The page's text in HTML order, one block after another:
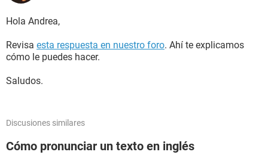
Hola Andrea,
Revisa esta respuesta en nuestro foro. Ahí te explicamos
cómo le puedes hacer.
Saludos.
Discusiones similares
Cómo pronunciar un texto en inglés